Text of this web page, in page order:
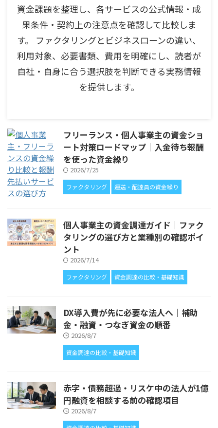
資金課題を整理し、各サービスの公式情報・成
果条件・契約上の注意点を確認して比較しま
す。 ファクタリングとビジネスローンの違い、
利用対象、必要書類、費用を明確にし、読者が
自社・自身に合う選択肢を判断できる実務情報
を提供します。
フリーランス・個人事業主の資金ショ
ート対策ロードマップ｜入金待ち報酬
を使った資金繰り
2026/7/25
ファクタリング 運送・配達員の資金繰り
個人事業主の資金調達ガイド｜ファク
タリングの選び方と業種別の確認ポイ
ント
2026/7/14
ファクタリング 資金調達の比較・基礎知識
DX導入費が先に必要な法人へ｜補助
金・融資・つなぎ資金の順番
2026/8/7
資金調達の比較・基礎知識
赤字・債務超過・リスケ中の法人が1億
円融資を相談する前の確認項目
2026/8/7